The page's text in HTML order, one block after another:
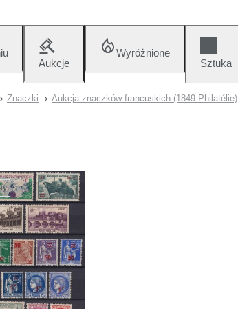
Aukcje
Wyróżnione
Sztuka
Znaczki Aukcja znaczków francuskich (1849 Philatélie)